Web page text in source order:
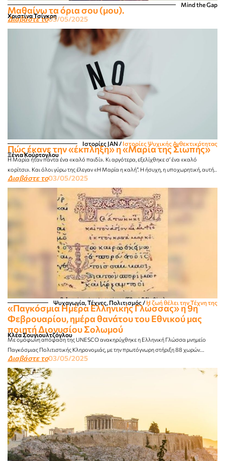
Mind the Gap
Μαθαίνω τα όρια σου (μου).
Χριστίνα Τσίγκρη
Διαβάστε το03/05/2025
Ιστορίες JΑΝ / Ιστορίες Ψυχικής Ανθεκτικότητας
Πώς έκανε την «έκπληξη» η «Μαρία της Σιωπής»
Ξένια Κούρτογλου
Η Μαρία ήταν πάντα ένα «καλό παιδί». Κι αργότερα, εξελίχθηκε σ’ ένα «καλό
κορίτσι». Και όλοι γύρω της έλεγαν «Η Μαρία η καλή”. Η ήσυχη, η υποχωρητική, αυτή..
Διαβάστε το03/05/2025
Ψυχαγωγία, Τέχνες, Πολιτισμός / Η ζωή θέλει την Τέχνη της
«Παγκόσμια Ημέρα Ελληνικής Γλώσσας» η 9η
Φεβρουαρίου, ημέρα θανάτου του Εθνικού μας
ποιητή Διονυσίου Σολωμού
Κλέα Σουγιουλτζόγλου
Με ομόφωνη απόφαση της UNESCO ανακηρύχθηκε η Ελληνική Γλώσσα μνημείο
Παγκόσμιας Πολιτιστικής Κληρονομιάς, με την πρωτόγνωρη στήριξη 88 χωρών...
Διαβάστε το03/05/2025